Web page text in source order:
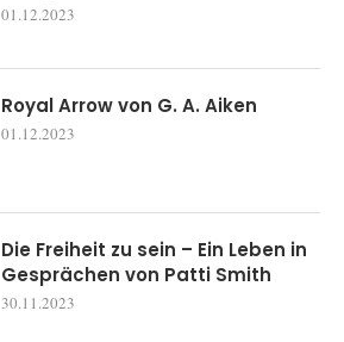
01.12.2023
Royal Arrow von G. A. Aiken
01.12.2023
Die Freiheit zu sein – Ein Leben in
Gesprächen von Patti Smith
30.11.2023